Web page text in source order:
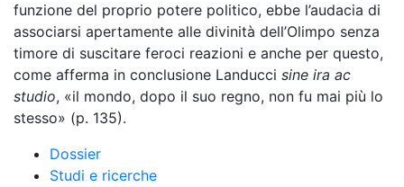
funzione del proprio potere politico, ebbe l’audacia di
associarsi apertamente alle divinità dell’Olimpo senza
timore di suscitare feroci reazioni e anche per questo,
come afferma in conclusione Landucci sine ira ac
studio, «il mondo, dopo il suo regno, non fu mai più lo
stesso» (p. 135).
Dossier
Studi e ricerche